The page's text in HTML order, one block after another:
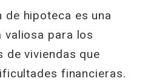
de hipoteca es una
valiosa para los
de viviendas que
financieras.